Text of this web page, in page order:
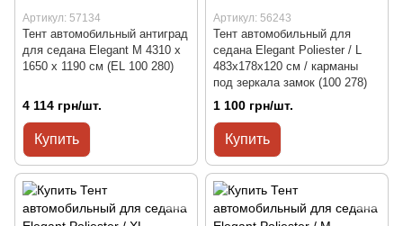
Артикул: 57134
Тент автомобильный антиград
для седана Elegant М 4310 x
1650 x 1190 см (EL 100 280)
4 114 грн/шт.
Купить
Артикул: 56243
Тент автомобильный для
седана Elegant Poliester / L
483x178x120 см / карманы
под зеркала замок (100 278)
1 100 грн/шт.
Купить